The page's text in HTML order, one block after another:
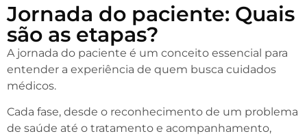
Jornada do paciente: Quais
são as etapas?
A jornada do paciente é um conceito essencial para
entender a experiência de quem busca cuidados
médicos.
Cada fase, desde o reconhecimento de um problema
de saúde até o tratamento e acompanhamento,